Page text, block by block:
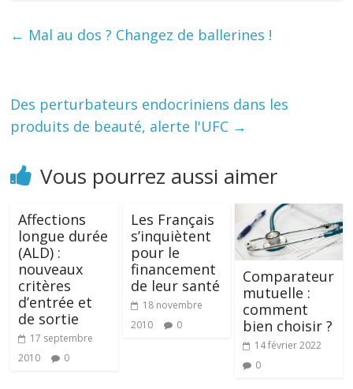
← Mal au dos ? Changez de ballerines !
Des perturbateurs endocriniens dans les
produits de beauté, alerte l'UFC →
Vous pourrez aussi aimer
Affections
longue durée
(ALD) :
nouveaux
critères
d’entrée et
de sortie
17 septembre
2010
0
Les Français
s’inquiètent
pour le
financement
de leur santé
18 novembre
2010
0
Comparateur
mutuelle :
comment
bien choisir ?
14 février 2022
0